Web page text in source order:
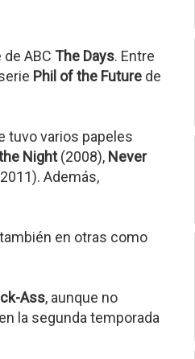
ABC The Days. Entre
Phil of the Future de
tuvo varios papeles
Night(2008), Never
Además,
en otras como
Ass, aunque no
la segunda temporada